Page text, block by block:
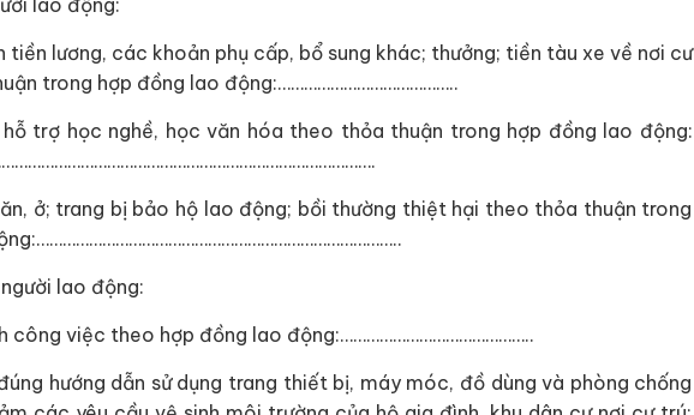
lao động:
tiền lương, các khoản phụ cấp, bổ sung khác; thưởng; tiền tàu xe về nơi cư
trong hợp đồng lao động:…………………………………..
hỗ trợ học nghề, học văn hóa theo thỏa thuận trong hợp đồng lao động:
ở; trang bị bảo hộ lao động; bồi thường thiệt hại theo thỏa thuận trong
lao động:
công việc theo hợp đồng lao động:……………………………………..
hướng dẫn sử dụng trang thiết bị, máy móc, đồ dùng và phòng chống